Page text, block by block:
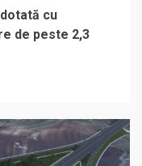
cu
de peste 2,3